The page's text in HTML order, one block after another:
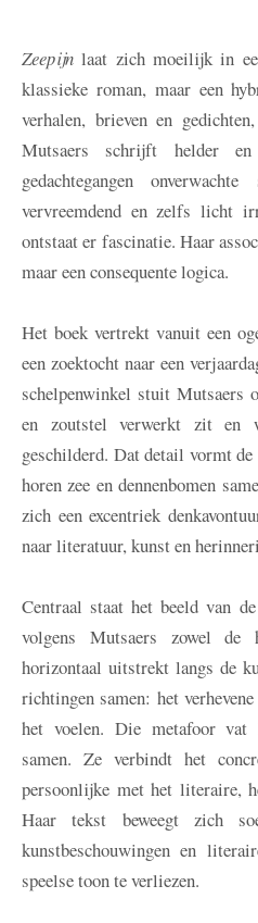
Zeepijnlaat zich moeilijk in
klassieke roman, maar een
verhalen, brieven en
Mutsaers schrijft helder
gedachtegangen
vervreemdend en zelfs licht
ontstaat er fascinatie. Haar
maar een consequente logica.
Het boek vertrekt vanuit een
een zoektocht naar een
schelpenwinkel stuit Mutsaers
en zoutstel verwerkt zit en
geschilderd. Dat detail vormt
horen zee en dennenbomen
zich een excentriek
naar literatuur, kunst en
Centraal staat het beeld van
volgens Mutsaers zowel
horizontaal uitstrekt langs de
richtingen samen: het
het voelen. Die metafoor
samen. Ze verbindt het
persoonlijke met het literaire,
Haar tekst beweegt zich
kunstbeschouwingen en
speelse toon te verliezen.